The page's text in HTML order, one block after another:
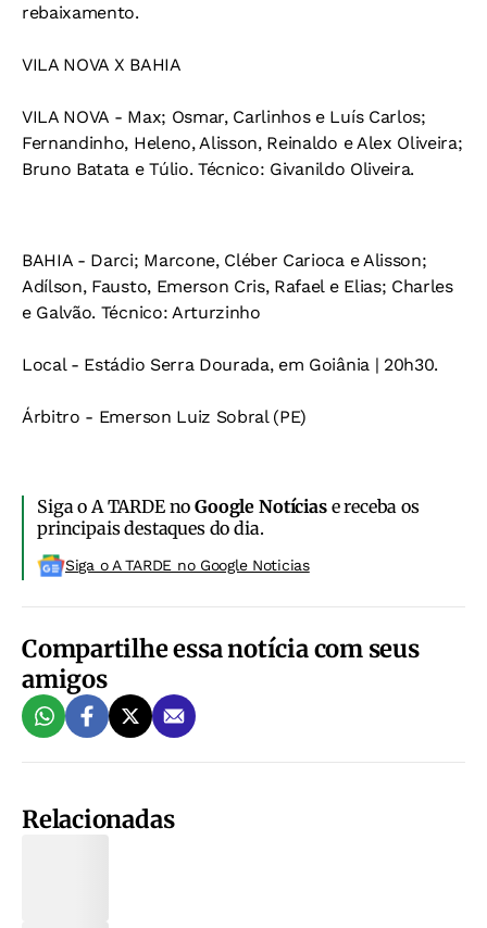
rebaixamento.
VILA NOVA X BAHIA
VILA NOVA - Max; Osmar, Carlinhos e Luís Carlos;
Fernandinho, Heleno, Alisson, Reinaldo e Alex Oliveira;
Bruno Batata e Túlio. Técnico: Givanildo Oliveira.
BAHIA- Darci; Marcone, Cléber Carioca e Alisson;
Adílson, Fausto, Emerson Cris, Rafael e Elias; Charles
e Galvão. Técnico: Arturzinho
Local- Estádio Serra Dourada, em Goiânia | 20h30.
Árbitro - Emerson Luiz Sobral (PE)
Siga o A TARDE noGoogle Notíciase receba os
principais destaques do dia.
Siga o A TARDE no Google Noticias
Compartilhe essa notícia com seus
amigos
Relacionadas